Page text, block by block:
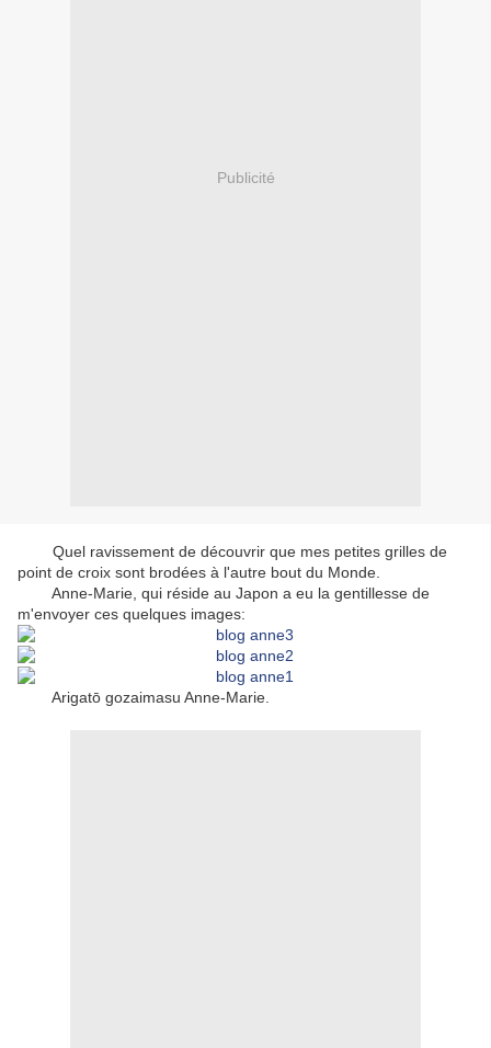
Publicité
Quel ravissement de découvrir que mes petites grilles de
point de croix sont brodées à l'autre bout du Monde.
Anne-Marie, qui réside au Japon a eu la gentillesse de
m'envoyer ces quelques images:
Arigatō gozaimasu Anne-Marie.